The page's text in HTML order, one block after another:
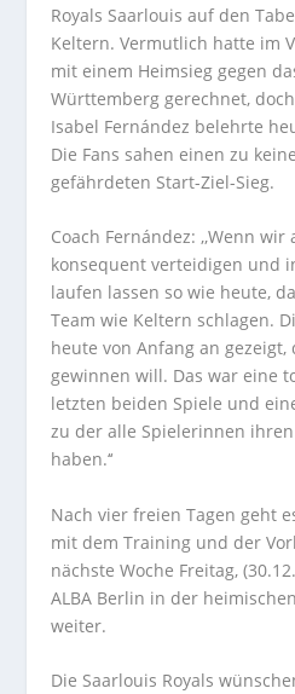
Royals Saarlouis auf den
Keltern. Vermutlich hatte im
mit einem Heimsieg gegen
Württemberg gerechnet,
Isabel Fernández belehrte
Die Fans sahen einen zu
gefährdeten Start-Ziel-Sieg.
Coach Fernández: ,,Wenn wir
konsequent verteidigen und
laufen lassen so wie heute,
Team wie Keltern schlagen.
heute von Anfang an
gewinnen will. Das war eine
letzten beiden Spiele und
zu der alle Spielerinnen
haben.‘‘
Nach vier freien Tagen geht
mit dem Training und der
nächste Woche Freitag,
ALBA Berlin in der
weiter.
Die Saarlouis Royals